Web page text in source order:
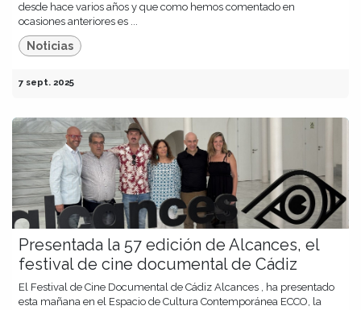
desde hace varios años y que como hemos comentado en
ocasiones anteriores es ...
Noticias
7 sept. 2025
Presentada la 57 edición de Alcances, el
festival de cine documental de Cádiz
El Festival de Cine Documental de Cádiz Alcances , ha presentado
esta mañana en el Espacio de Cultura Contemporánea ECCO, la